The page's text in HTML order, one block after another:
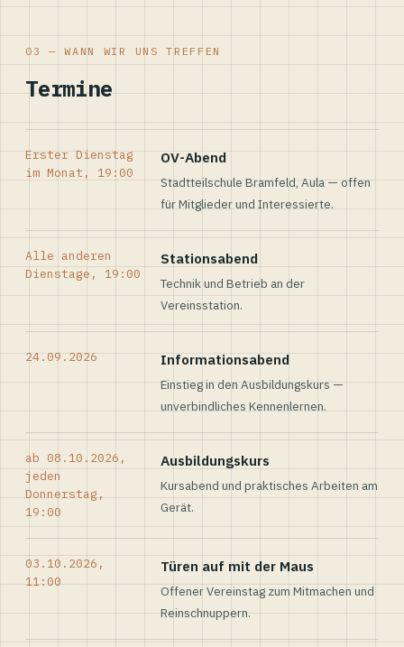
03 — WANN WIR UNS TREFFEN
Termine
Erster Dienstag
im Monat, 19:00
OV-Abend
Stadtteilschule Bramfeld, Aula — offen
für Mitglieder und Interessierte.
Alle anderen
Dienstage, 19:00
Stationsabend
Technik und Betrieb an der
Vereinsstation.
24.09.2026 Informationsabend
Einstieg in den Ausbildungskurs —
unverbindliches Kennenlernen.
ab 08.10.2026,
jeden
Donnerstag,
19:00
Ausbildungskurs
Kursabend und praktisches Arbeiten am
Gerät.
03.10.2026,
11:00
Türen auf mit der Maus
Offener Vereinstag zum Mitmachen und
Reinschnuppern.